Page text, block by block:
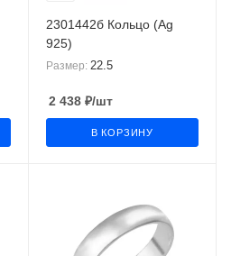
2301442б Кольцо (Ag
925)
Размер: 22.5
2 438 ₽/шт
В КОРЗИНУ